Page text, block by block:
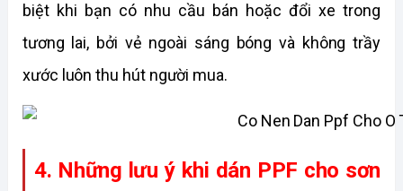
biệt khi bạn có nhu cầu bán hoặc đổi xe trong
tương lai, bởi vẻ ngoài sáng bóng và không trầy
xước luôn thu hút người mua.
4. Những lưu ý khi dán PPF cho sơn